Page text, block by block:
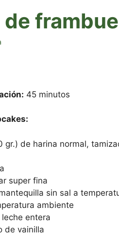
45 minutos
gr.) de harina normal,
super fina
sin sal a
ambiente
entera
de vainilla